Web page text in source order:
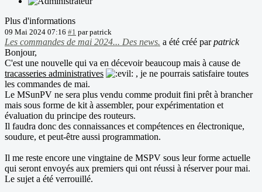
Plus d'informations
09 Mai 2024 07:16 #1 parpatrick
Les commandes de mai 2024... Des news. a été créé parpatrick
Bonjour,
C'est une nouvelle qui va en décevoir beaucoup mais à cause de
tracasseries administratives
, je ne pourrais satisfaire toutes
les commandes de mai.
Le MSunPV ne sera plus vendu comme produit fini prêt à brancher
mais sous forme de kit à assembler, pour expérimentation et
évaluation du principe des routeurs.
Il faudra donc des connaissances et compétences en électronique,
soudure, et peut-être aussi programmation.
Il me reste encore une vingtaine de MSPV sous leur forme actuelle
qui seront envoyés aux premiers qui ont réussi à réserver pour mai.
Le sujet a été verrouillé.